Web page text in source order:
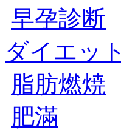
早孕診断
ダイエット
脂肪燃焼
肥滿